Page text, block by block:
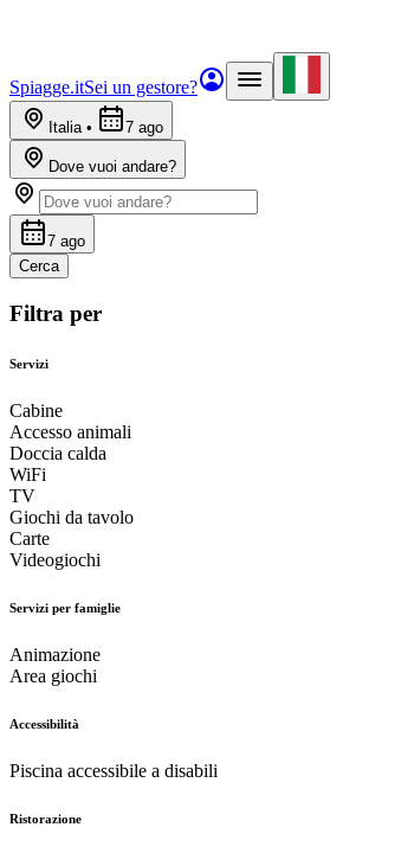
Spiagge.itSei un gestore?
Italia• 7 ago
Dove vuoi andare?
7 ago
Cerca
Filtra per
Servizi
Cabine
Accesso animali
Doccia calda
WiFi
TV
Giochi da tavolo
Carte
Videogiochi
Servizi per famiglie
Animazione
Area giochi
Accessibilità
Piscina accessibile a disabili
Ristorazione